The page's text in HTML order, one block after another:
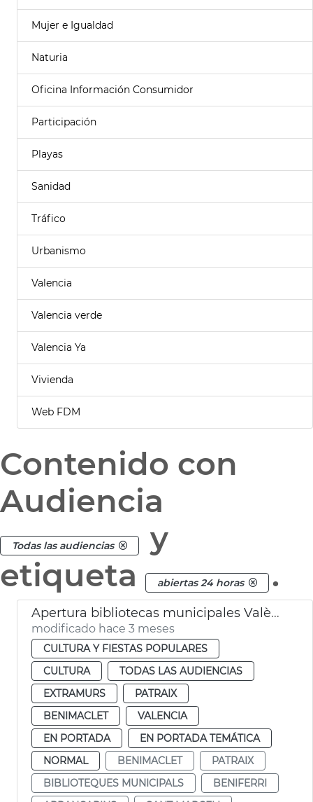
Mujer e Igualdad
Naturia
Oficina Información Consumidor
Participación
Playas
Sanidad
Tráfico
Urbanismo
Valencia
Valencia verde
Valencia Ya
Vivienda
Web FDM
Contenido con
Audiencia
Todas las audiencias
y
etiqueta
abiertas 24 horas .
Apertura bibliotecas municipales València 24 horas por exámenes
modificado hace 3 meses
CULTURA Y FIESTAS POPULARES
CULTURA
TODAS LAS AUDIENCIAS
EXTRAMURS
PATRAIX
BENIMACLET
VALENCIA
EN PORTADA
EN PORTADA TEMÁTICA
NORMAL
BENIMACLET
PATRAIX
BIBLIOTEQUES MUNICIPALS
BENIFERRI